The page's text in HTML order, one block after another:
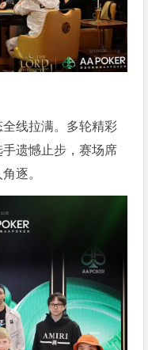
线拉满。多轮精彩
遗憾止步，赛场席
逐。